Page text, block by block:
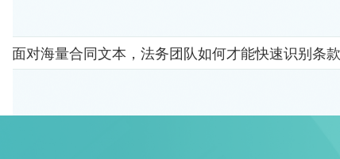
面对海量合同文本，法务团队如何才能快速识别条